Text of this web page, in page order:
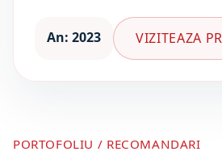
An: 2023 VIZITEAZA
PORTOFOLIU / RECOMANDARI